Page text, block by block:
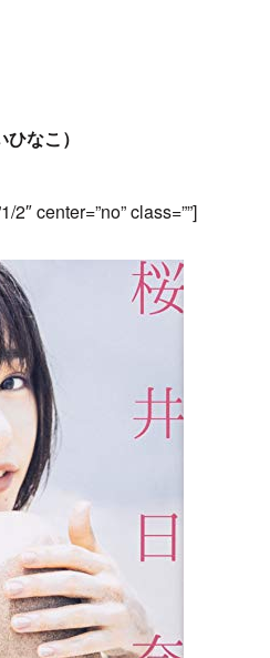
なこ）
center=”no” class=””]